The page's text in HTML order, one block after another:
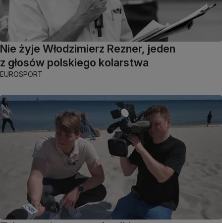
Nie żyje Włodzimierz Rezner, jeden
z głosów polskiego kolarstwa
EUROSPORT